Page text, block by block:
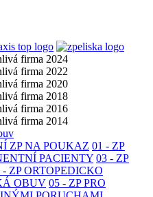
ZP NA POUKAZ 01 - ZP
PACIENTY 03 - ZP
- ZP ORTOPEDICKO
OBUV 05 - ZP PRO